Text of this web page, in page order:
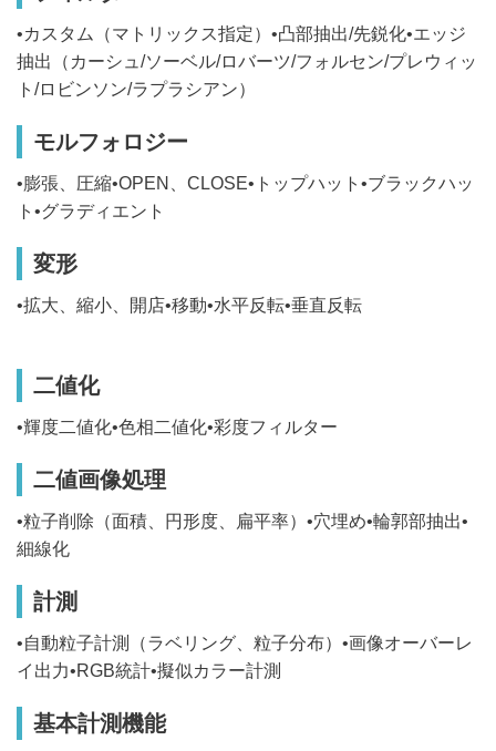
•カスタム（マトリックス指定）•凸部抽出/先鋭化•エッジ
抽出（カーシュ/ソーベル/ロバーツ/フォルセン/プレウィッ
ト/ロビンソン/ラプラシアン）
モルフォロジー
•膨張、圧縮•OPEN、CLOSE•トップハット•ブラックハッ
ト•グラディエント
変形
•拡大、縮小、開店•移動•水平反転•垂直反転
二値化
•輝度二値化•色相二値化•彩度フィルター
二値画像処理
•粒子削除（面積、円形度、扁平率）•穴埋め•輪郭部抽出•
細線化
計測
•自動粒子計測（ラベリング、粒子分布）•画像オーバーレ
イ出力•RGB統計•擬似カラー計測
基本計測機能